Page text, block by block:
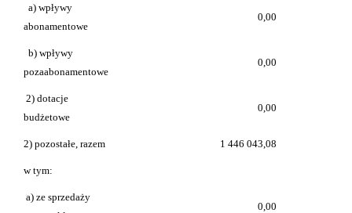
a) wpływy
abonamentowe
0,00
b) wpływy
pozaabonamentowe
0,00
2) dotacje
budżetowe
0,00
2) pozostałe, razem 1 446 043,08
w tym:
a) ze sprzedaży
0,00